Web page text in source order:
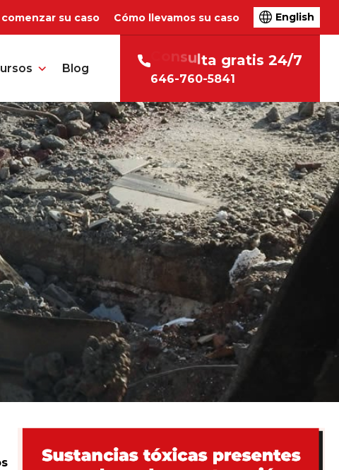
su caso Cómo llevamos su caso English
Blog C nsulta gratis 24/7
646-760-5841